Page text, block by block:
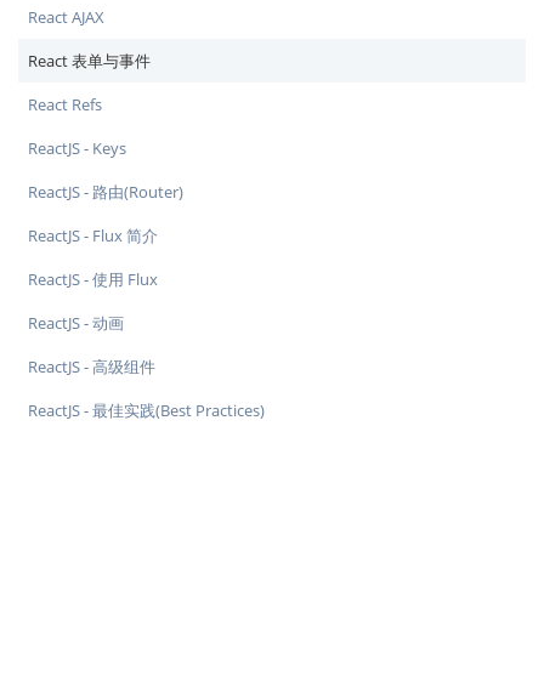
React AJAX
React 表单与事件
React Refs
ReactJS - Keys
ReactJS - 路由(Router)
ReactJS - Flux 简介
ReactJS - 使用 Flux
ReactJS - 动画
ReactJS - 高级组件
ReactJS - 最佳实践(Best Practices)